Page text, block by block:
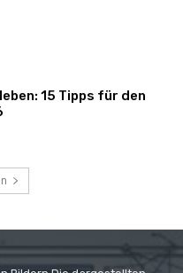
15 Tipps für den